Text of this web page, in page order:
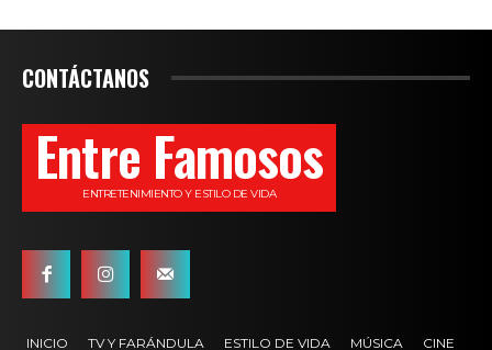
CONTÁCTANOS
Entre Famosos
ENTRETENIMIENTO Y ESTILO DE VIDA
INICIO TV Y FARÁNDULA ESTILO DE VIDA MÚSICA CINE